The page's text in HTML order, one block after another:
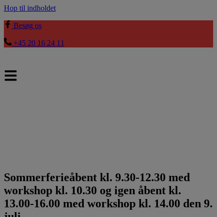
Hop til indholdet
Besøg os
+45 20 16 24 11
Sommerferieåbent kl. 9.30-12.30 med
workshop kl. 10.30 og igen åbent kl.
13.00-16.00 med workshop kl. 14.00 den 9.